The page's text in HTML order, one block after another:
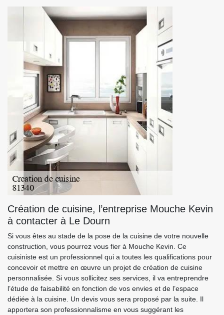
Création de cuisine, l’entreprise Mouche Kevin
à contacter à Le Dourn
Si vous êtes au stade de la pose de la cuisine de votre nouvelle
construction, vous pourrez vous fier à Mouche Kevin. Ce
cuisiniste est un professionnel qui a toutes les qualifications pour
concevoir et mettre en œuvre un projet de création de cuisine
personnalisée. Si vous sollicitez ses services, il va entreprendre
l’étude de faisabilité en fonction de vos envies et de l’espace
dédiée à la cuisine. Un devis vous sera proposé par la suite. Il
apportera son professionnalisme en vous suggérant les